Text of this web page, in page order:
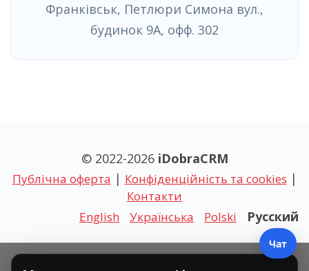
Франківськ, Петлюри Симона вул.,
будинок 9А, офф. 302
© 2022-2026 iDobraCRM
Публічна оферта | Конфіденційність та cookies |
Контакти
English
Українська Polski Русский